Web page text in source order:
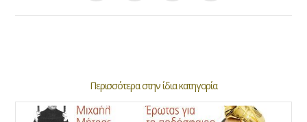
Περισσότερα στην ίδια κατηγορία